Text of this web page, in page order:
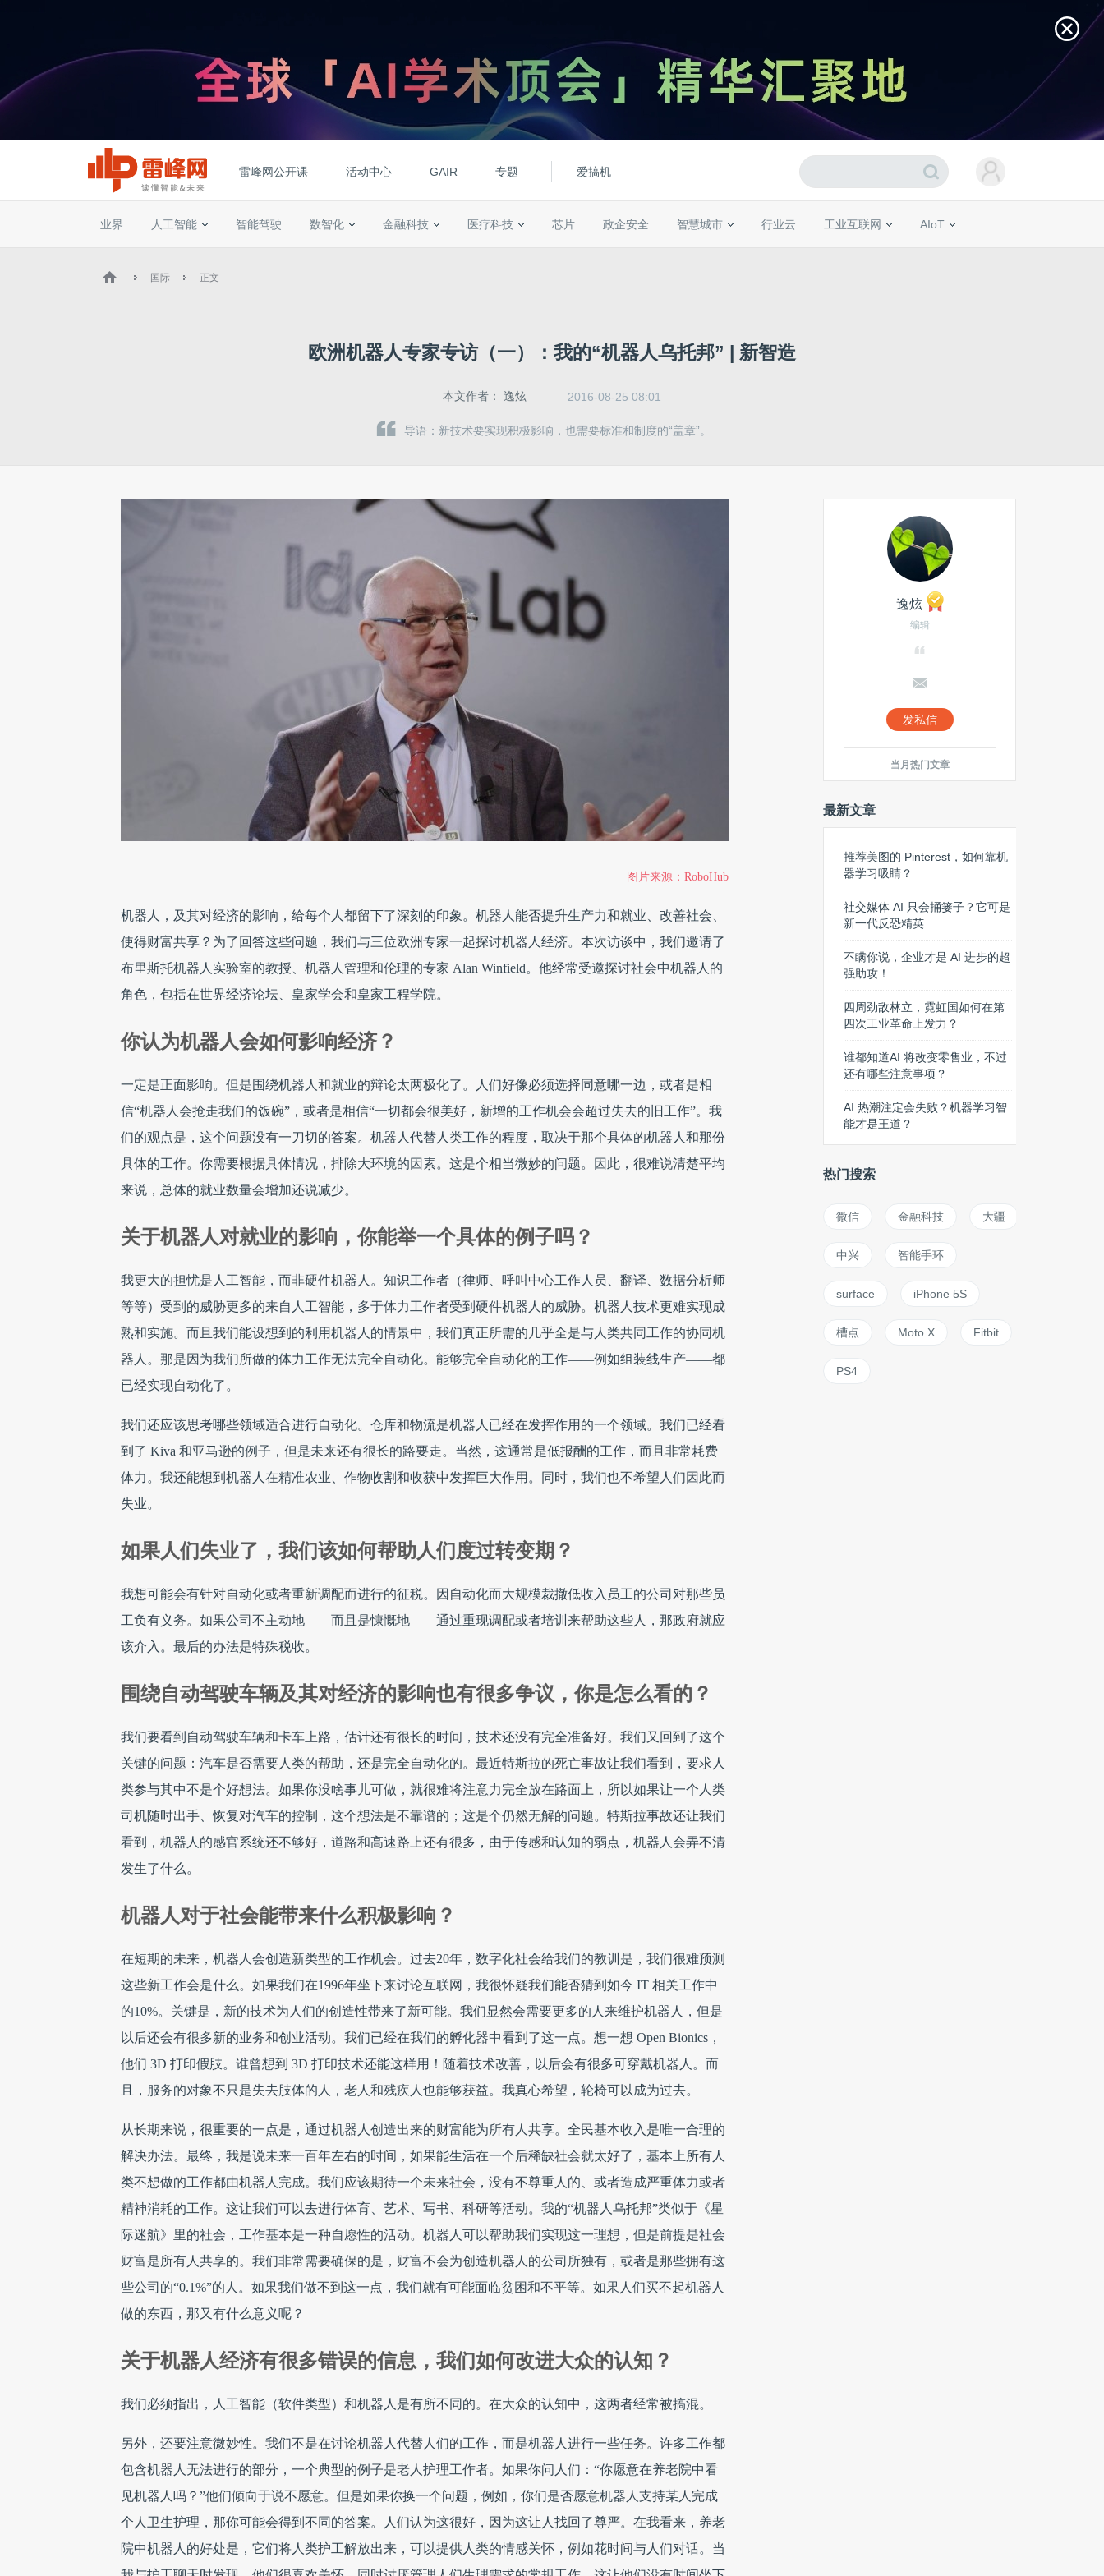
雷峰网公开课 活动中心 GAIR 专题 爱搞机
业界 人工智能 智能驾驶 数智化 金融科技 医疗科技 芯片 政企安全 智慧城市 行业云 工业互联网 AIoT
国际 正文
欧洲机器人专家专访（一）：我的“机器人乌托邦” | 新智造
本文作者： 逸炫 2016-08-25 08:01
导语：新技术要实现积极影响，也需要标准和制度的“盖章”。
图片来源：RoboHub
机器人，及其对经济的影响，给每个人都留下了深刻的印象。机器人能否提升生产力和就业、改善社会、
使得财富共享？为了回答这些问题，我们与三位欧洲专家一起探讨机器人经济。本次访谈中，我们邀请了
布里斯托机器人实验室的教授、机器人管理和伦理的专家 Alan Winfield。他经常受邀探讨社会中机器人的
角色，包括在世界经济论坛、皇家学会和皇家工程学院。
你认为机器人会如何影响经济？
一定是正面影响。但是围绕机器人和就业的辩论太两极化了。人们好像必须选择同意哪一边，或者是相
信“机器人会抢走我们的饭碗”，或者是相信“一切都会很美好，新增的工作机会会超过失去的旧工作”。我
们的观点是，这个问题没有一刀切的答案。机器人代替人类工作的程度，取决于那个具体的机器人和那份
具体的工作。你需要根据具体情况，排除大环境的因素。这是个相当微妙的问题。因此，很难说清楚平均
来说，总体的就业数量会增加还说减少。
关于机器人对就业的影响，你能举一个具体的例子吗？
我更大的担忧是人工智能，而非硬件机器人。知识工作者（律师、呼叫中心工作人员、翻译、数据分析师
等等）受到的威胁更多的来自人工智能，多于体力工作者受到硬件机器人的威胁。机器人技术更难实现成
熟和实施。而且我们能设想到的利用机器人的情景中，我们真正所需的几乎全是与人类共同工作的协同机
器人。那是因为我们所做的体力工作无法完全自动化。能够完全自动化的工作——例如组装线生产——都
已经实现自动化了。
我们还应该思考哪些领域适合进行自动化。仓库和物流是机器人已经在发挥作用的一个领域。我们已经看
到了 Kiva 和亚马逊的例子，但是未来还有很长的路要走。当然，这通常是低报酬的工作，而且非常耗费
体力。我还能想到机器人在精准农业、作物收割和收获中发挥巨大作用。同时，我们也不希望人们因此而
失业。
如果人们失业了，我们该如何帮助人们度过转变期？
我想可能会有针对自动化或者重新调配而进行的征税。因自动化而大规模裁撤低收入员工的公司对那些员
工负有义务。如果公司不主动地——而且是慷慨地——通过重现调配或者培训来帮助这些人，那政府就应
该介入。最后的办法是特殊税收。
围绕自动驾驶车辆及其对经济的影响也有很多争议，你是怎么看的？
我们要看到自动驾驶车辆和卡车上路，估计还有很长的时间，技术还没有完全准备好。我们又回到了这个
关键的问题：汽车是否需要人类的帮助，还是完全自动化的。最近特斯拉的死亡事故让我们看到，要求人
类参与其中不是个好想法。如果你没啥事儿可做，就很难将注意力完全放在路面上，所以如果让一个人类
司机随时出手、恢复对汽车的控制，这个想法是不靠谱的；这是个仍然无解的问题。特斯拉事故还让我们
看到，机器人的感官系统还不够好，道路和高速路上还有很多，由于传感和认知的弱点，机器人会弄不清
发生了什么。
机器人对于社会能带来什么积极影响？
在短期的未来，机器人会创造新类型的工作机会。过去20年，数字化社会给我们的教训是，我们很难预测
这些新工作会是什么。如果我们在1996年坐下来讨论互联网，我很怀疑我们能否猜到如今 IT 相关工作中
的10%。关键是，新的技术为人们的创造性带来了新可能。我们显然会需要更多的人来维护机器人，但是
以后还会有很多新的业务和创业活动。我们已经在我们的孵化器中看到了这一点。想一想 Open Bionics，
他们 3D 打印假肢。谁曾想到 3D 打印技术还能这样用！随着技术改善，以后会有很多可穿戴机器人。而
且，服务的对象不只是失去肢体的人，老人和残疾人也能够获益。我真心希望，轮椅可以成为过去。
从长期来说，很重要的一点是，通过机器人创造出来的财富能为所有人共享。全民基本收入是唯一合理的
解决办法。最终，我是说未来一百年左右的时间，如果能生活在一个后稀缺社会就太好了，基本上所有人
类不想做的工作都由机器人完成。我们应该期待一个未来社会，没有不尊重人的、或者造成严重体力或者
精神消耗的工作。这让我们可以去进行体育、艺术、写书、科研等活动。我的“机器人乌托邦”类似于《星
际迷航》里的社会，工作基本是一种自愿性的活动。机器人可以帮助我们实现这一理想，但是前提是社会
财富是所有人共享的。我们非常需要确保的是，财富不会为创造机器人的公司所独有，或者是那些拥有这
些公司的“0.1%”的人。如果我们做不到这一点，我们就有可能面临贫困和不平等。如果人们买不起机器人
做的东西，那又有什么意义呢？
关于机器人经济有很多错误的信息，我们如何改进大众的认知？
我们必须指出，人工智能（软件类型）和机器人是有所不同的。在大众的认知中，这两者经常被搞混。
另外，还要注意微妙性。我们不是在讨论机器人代替人们的工作，而是机器人进行一些任务。许多工作都
包含机器人无法进行的部分，一个典型的例子是老人护理工作者。如果你问人们：“你愿意在养老院中看
见机器人吗？”他们倾向于说不愿意。但是如果你换一个问题，例如，你们是否愿意机器人支持某人完成
个人卫生护理，那你可能会得到不同的答案。人们认为这很好，因为这让人找回了尊严。在我看来，养老
院中机器人的好处是，它们将人类护工解放出来，可以提供人类的情感关怀，例如花时间与人们对话。当
逸炫
编辑
发私信
当月热门文章
最新文章
推荐美图的 Pinterest，如何靠机
器学习吸睛？
社交媒体 AI 只会捅篓子？它可是
新一代反恐精英
不瞒你说，企业才是 AI 进步的超
强助攻！
四周劲敌林立，霓虹国如何在第
四次工业革命上发力？
谁都知道AI 将改变零售业，不过
还有哪些注意事项？
AI 热潮注定会失败？机器学习智
能才是王道？
热门搜索
微信 金融科技 大疆
中兴 智能手环
surface iPhone 5S
槽点 Moto X Fitbit
PS4